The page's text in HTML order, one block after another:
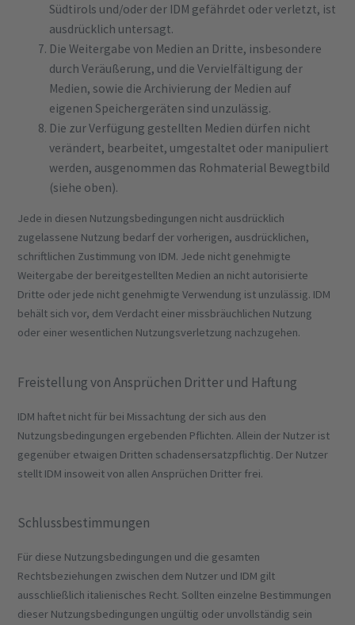
Südtirols und/oder der IDM gefährdet oder verletzt, ist
ausdrücklich untersagt.
Die Weitergabe von Medien an Dritte, insbesondere
durch Veräußerung, und die Vervielfältigung der
Medien, sowie die Archivierung der Medien auf
eigenen Speichergeräten sind unzulässig.
Die zur Verfügung gestellten Medien dürfen nicht
verändert, bearbeitet, umgestaltet oder manipuliert
werden, ausgenommen das Rohmaterial Bewegtbild
(siehe oben).
Jede in diesen Nutzungsbedingungen nicht ausdrücklich
zugelassene Nutzung bedarf der vorherigen, ausdrücklichen,
schriftlichen Zustimmung von IDM. Jede nicht genehmigte
Weitergabe der bereitgestellten Medien an nicht autorisierte
Dritte oder jede nicht genehmigte Verwendung ist unzulässig. IDM
behält sich vor, dem Verdacht einer missbräuchlichen Nutzung
oder einer wesentlichen Nutzungsverletzung nachzugehen.
Freistellung von Ansprüchen Dritter und Haftung
IDM haftet nicht für bei Missachtung der sich aus den
Nutzungsbedingungen ergebenden Pflichten. Allein der Nutzer ist
gegenüber etwaigen Dritten schadensersatzpflichtig. Der Nutzer
stellt IDM insoweit von allen Ansprüchen Dritter frei.
Schlussbestimmungen
Für diese Nutzungsbedingungen und die gesamten
Rechtsbeziehungen zwischen dem Nutzer und IDM gilt
ausschließlich italienisches Recht. Sollten einzelne Bestimmungen
dieser Nutzungsbedingungen ungültig oder unvollständig sein